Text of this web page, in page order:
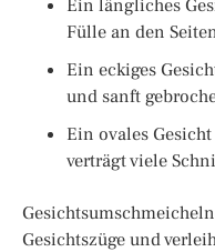
Ein längliches
Fülle an den
Ein eckiges
und sanft
Ein ovales
verträgt viele
Gesichtszüge und